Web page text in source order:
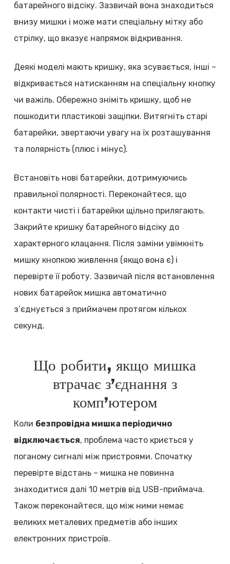
батарейного відсіку. Зазвичай вона знаходиться
внизу мишки і може мати спеціальну мітку або
стрілку, що вказує напрямок відкривання.
Деякі моделі мають кришку, яка зсувається, інші –
відкривається натисканням на спеціальну кнопку
чи важіль. Обережно зніміть кришку, щоб не
пошкодити пластикові защіпки. Витягніть старі
батарейки, звертаючи увагу на їх розташування
та полярність (плюс і мінус).
Встановіть нові батарейки, дотримуючись
правильної полярності. Переконайтеся, що
контакти чисті і батарейки щільно прилягають.
Закрийте кришку батарейного відсіку до
характерного клацання. Після заміни увімкніть
мишку кнопкою живлення (якщо вона є) і
перевірте її роботу. Зазвичай після встановлення
нових батарейок мишка автоматично
з’єднується з приймачем протягом кількох
секунд.
Що робити, якщо мишка
втрачає з’єднання з
комп’ютером
Коли безпровідна мишка періодично
відключається, проблема часто криється у
поганому сигналі між пристроями. Спочатку
перевірте відстань – мишка не повинна
знаходитися далі 10 метрів від USB-приймача.
Також переконайтеся, що між ними немає
великих металевих предметів або інших
електронних пристроїв.